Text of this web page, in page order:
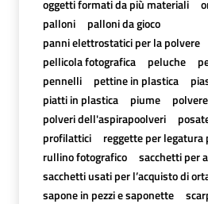
oggetti formati da più materiali
palloni
palloni da gioco
panni elettrostatici per la polvere
pellicola fotografica
peluche
pennelli
pettine in plastica
piatti in plastica
piume
polveri dell'aspirapoolveri
profilattici
reggette per legatura
rullino fotografico
sacchetti per
sacchetti usati per l’acquisto di
sapone in pezzi e saponette